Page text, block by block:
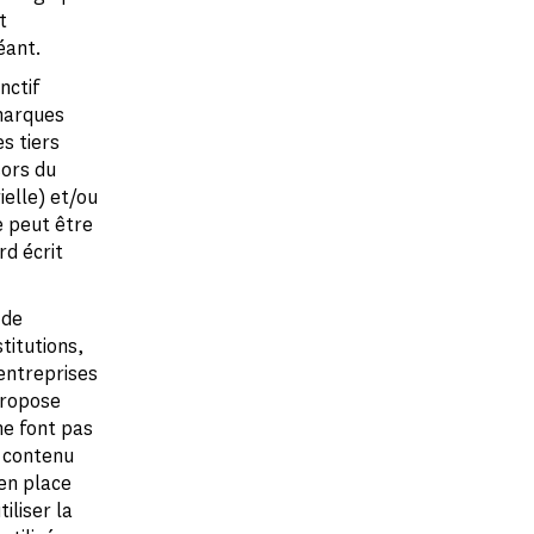
tiers
du
et/ou
peut être
écrit
font pas
place
la